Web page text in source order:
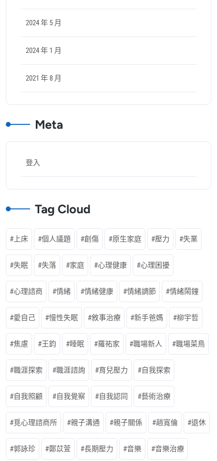
2024 年 5 月
2024 年 1 月
2021 年 8 月
Meta
登入
Tag Cloud
上床 個人議題 創傷 原生家庭 壓力 失業
失眠 失落 家庭 心理健康 心理困擾
心理諮商 情緒 情緒健康 情緒調節 情緒鬧鐘
愛自己 慢性失眠 敘事治療 新手爸媽 柳宇哲
焦慮 王鈞 睡眠 羅祐家 職場新人 職場菜鳥
職涯探索 職涯諮詢 育兒壓力 自我探索
自我照顧 自我覺察 自我認同 藝術治療
覓心理諮商所 親子溝通 親子關係 趙寬倫 退休
郭詠珍 鄭苡萱 長期壓力 音樂 音樂治療